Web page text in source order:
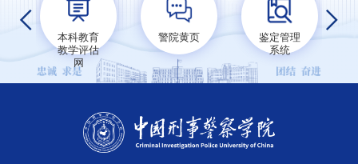
本科教育
教学评估
网
警院黄页
鉴定管理
系统